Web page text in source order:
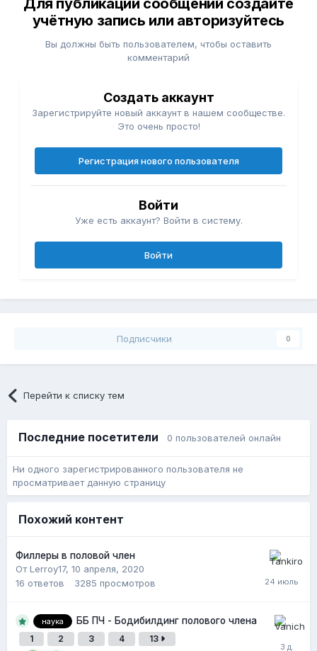
учётную запись или авторизуйтесь
Вы должны быть пользователем, чтобы оставить
комментарий
Создать аккаунт
Зарегистрируйте новый аккаунт в нашем сообществе.
Это очень просто!
Регистрация нового пользователя
Войти
Уже есть аккаунт? Войти в систему.
Войти
Подписчики 0
Перейти к списку тем
Последние посетители 0 пользователей онлайн
Ни одного зарегистрированного пользователя не
просматривает данную страницу
Похожий контент
Филлеры в половой член
От Lerroy17, 10 апреля, 2020
16 ответов 3285 просмотров
наука ББ ПЧ - Бодибилдинг полового члена
1 2 3 4 13